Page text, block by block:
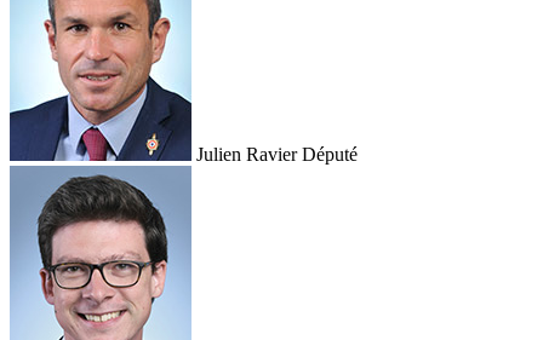
Julien Ravier Député